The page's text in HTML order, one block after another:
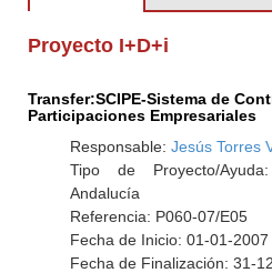
Proyecto I+D+i
Transfer:SCIPE-Sistema de
Participaciones Empresariales
Responsable: Jesús Torres
Tipo de Proyecto/
Andalucía
Referencia: P060-07/E05
Fecha de Inicio: 01-01-2007
Fecha de Finalización: 31-